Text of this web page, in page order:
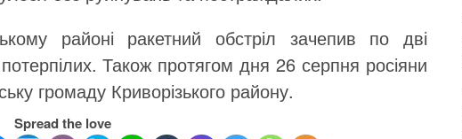
районі ракетний обстріл зачепив по дві
Також протягом дня 26 серпня росіяни
громаду Криворізького району.
Spread the love